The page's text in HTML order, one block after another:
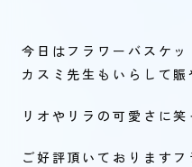
今日はフラワーバスケッ
カスミ先生もいらして賑
リオやリラの可愛さに笑
ご好評頂いております